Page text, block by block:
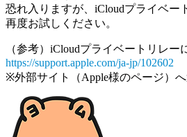
恐れ入りますが、iCloudプライベー
再度お試しください。
（参考）iCloudプライベートリレー
https://support.apple.com/ja-jp/102602
※外部サイト（Apple様のページ）